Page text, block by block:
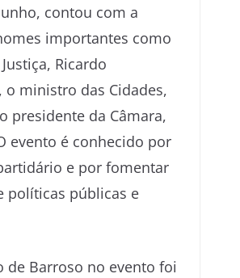
contou com a
importantes como
Ricardo
o ministro das Cidades,
presidente da Câmara,
evento é conhecido por
e por fomentar
políticas públicas e
de Barroso no evento foi